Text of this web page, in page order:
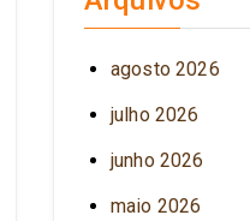
agosto 2026
julho 2026
junho 2026
maio 2026